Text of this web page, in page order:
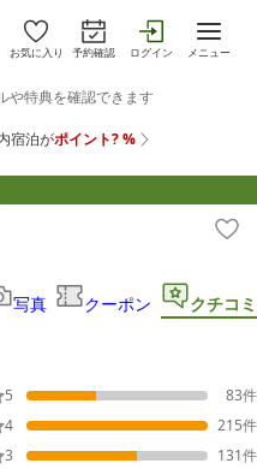
お気に入り 予約確認 ログイン メニュー
写真 クーポン クチコミ
5 83件
4
215件
3
131件